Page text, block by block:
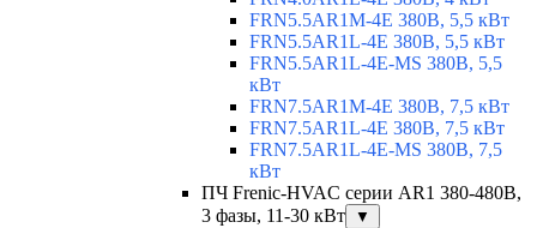
FRN5.5AR1M-4E 380В, 5,5 кВт
FRN5.5AR1L-4E 380В, 5,5 кВт
FRN5.5AR1L-4E-MS 380В, 5,5
кВт
FRN7.5AR1M-4E 380В, 7,5 кВт
FRN7.5AR1L-4E 380В, 7,5 кВт
FRN7.5AR1L-4E-MS 380В, 7,5
кВт
ПЧ Frenic-HVAC серии AR1 380-480В,
3 фазы, 11-30 кВт
▼